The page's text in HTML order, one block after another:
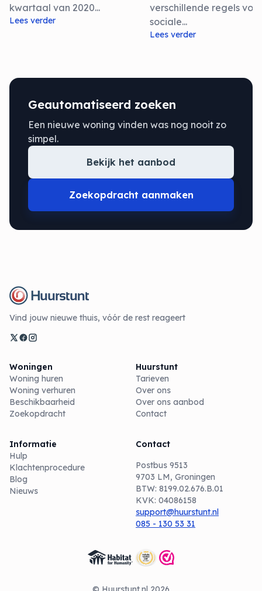
kwartaal van 2020...
Lees verder
verschillende regels voor
sociale...
Lees verder
Geautomatiseerd zoeken
Een nieuwe woning vinden was nog nooit zo
simpel.
Bekijk het aanbod
Zoekopdracht aanmaken
Vind jouw nieuwe thuis, vóór de rest reageert
Woningen
Woning huren
Woning verhuren
Beschikbaarheid
Zoekopdracht
Huurstunt
Tarieven
Over ons
Over ons aanbod
Contact
Informatie
Hulp
Klachtenprocedure
Blog
Nieuws
Contact
Postbus 9513
9703 LM, Groningen
BTW: 8199.02.676.B.01
KVK: 04086158
support@huurstunt.nl
085 - 130 53 31